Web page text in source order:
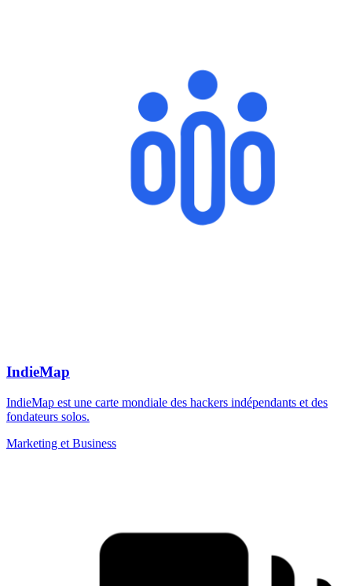
IndieMap
IndieMap est une carte mondiale des hackers indépendants et des
fondateurs solos.
Marketing et Business